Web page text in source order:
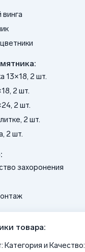
13×18, 2 шт.
2 шт.
2 шт.
2 шт.
2 шт.
захоронения
товара:
Категория и Качество: